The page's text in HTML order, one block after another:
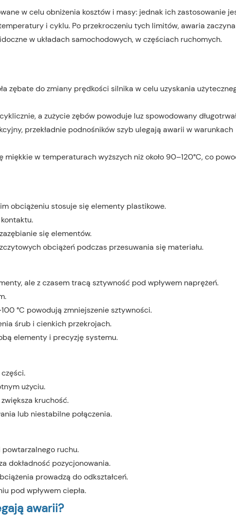
w celu obniżenia kosztów i masy: jednak ich zastosowanie
i cyklu. Po przekroczeniu tych limitów, awaria
w układach samochodowych, w częściach ruchomych.
zębate do zmiany prędkości silnika w celu uzyskania
a zużycie zębów powoduje luz spowodowany
przekładnie podnośników szyb ulegają awarii w warunkach
miękkie w temperaturach wyższych niż około 90–120°C, co
obciążeniu stosuje się elementy plastikowe.
się elementów.
obciążeń podczas przesuwania się materiału.
ale z czasem tracą sztywność pod wpływem naprężeń.
°C powodują zmniejszenie sztywności.
śrub i cienkich przekrojach.
elementy i precyzję systemu.
użyciu.
kruchość.
lub niestabilne połączenia.
powtarzalnego ruchu.
dokładność pozycjonowania.
prowadzą do odkształceń.
pod wpływem ciepła.
awarii?